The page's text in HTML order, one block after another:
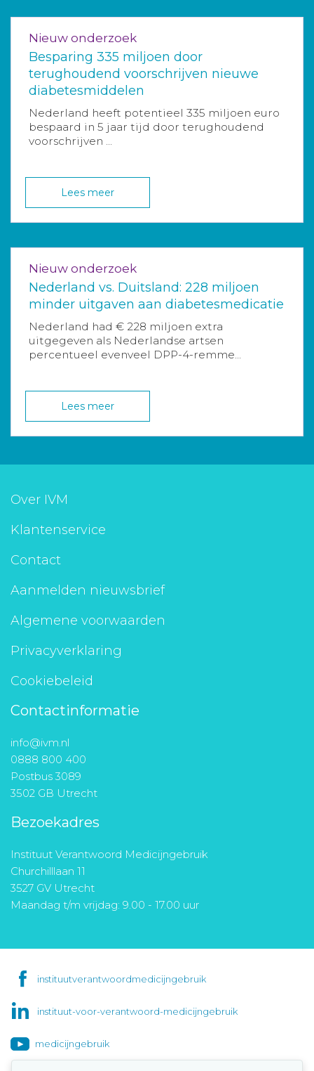
Nieuw onderzoek
Besparing 335 miljoen door
terughoudend voorschrijven nieuwe
diabetesmiddelen
Nederland heeft potentieel 335 miljoen euro
bespaard in 5 jaar tijd door terughoudend
voorschrijven ...
Lees meer
Nieuw onderzoek
Nederland vs. Duitsland: 228 miljoen
minder uitgaven aan diabetesmedicatie
Nederland had € 228 miljoen extra
uitgegeven als Nederlandse artsen
percentueel evenveel DPP-4-remme...
Lees meer
Over IVM
Klantenservice
Contact
Aanmelden nieuwsbrief
Algemene voorwaarden
Privacyverklaring
Cookiebeleid
Contactinformatie
info@ivm.nl
0888 800 400
Postbus 3089
3502 GB Utrecht
Bezoekadres
Instituut Verantwoord Medicijngebruik
Churchilllaan 11
3527 GV Utrecht
Maandag t/m vrijdag: 9.00 - 17.00 uur
instituutverantwoordmedicijngebruik
instituut-voor-verantwoord-medicijngebruik
medicijngebruik